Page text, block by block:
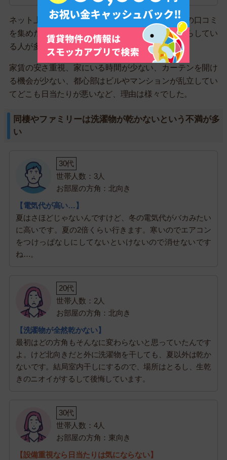
ネット上で日当たりが悪いお部屋に住んでいる人の口コミ
を集めた結果、一人暮らしだと気にせず快適に暮らしてい
る人が多かったです。
家賃の安さ重視、家にいる時間が少ない、カーテンを開け
る機会が少ない、都心部はビルやマンションが乱立してい
てどこも日当たりが悪いなど、理由は様々でした。
同棲やファミリーは洗濯物が乾かないという不満が多
い
30代
世帯人数：3人
お部屋の方角：北向き
【電気代が高い…】
夏はさほどじゃないんですけど、冬の電気代がバカみたい
に高いです。夏の2倍くらい行きます。寒いのでエアコン
をつけっぱなしにしてないといけないので消せないです
ね…。
20代
世帯人数：2人
お部屋の方角：北向き
【洗濯物が全然乾かない】
最初はどの方角もそんなに変わらないと思っていたんです
よ。けど北向きだと外に洗濯物を干しても、夏以外は乾か
ないです。結局室内干しにするので、場所はとるし、生乾
きのニオイがするして後悔しています。
30代
世帯人数：4人
お部屋の方角：東向き
【設備重視なら日当たりは気にならない】